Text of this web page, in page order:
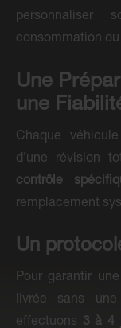
personnaliser
consommation
Une
une
Chaque
d’une révision
contrôle
remplacement
Un
Pour garantir
livrée sans
effectuons 3 à 4